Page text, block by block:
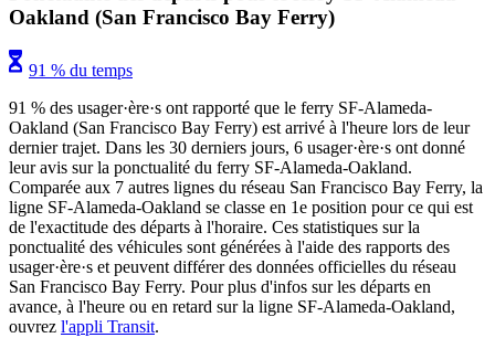
Oakland (San Francisco Bay Ferry)
91 % du temps
91 % des usager·ère·s ont rapporté que le ferry SF-Alameda-
Oakland (San Francisco Bay Ferry) est arrivé à l'heure lors de leur
dernier trajet. Dans les 30 derniers jours, 6 usager·ère·s ont donné
leur avis sur la ponctualité du ferry SF-Alameda-Oakland.
Comparée aux 7 autres lignes du réseau San Francisco Bay Ferry, la
ligne SF-Alameda-Oakland se classe en 1e position pour ce qui est
de l'exactitude des départs à l'horaire. Ces statistiques sur la
ponctualité des véhicules sont générées à l'aide des rapports des
usager·ère·s et peuvent différer des données officielles du réseau
San Francisco Bay Ferry. Pour plus d'infos sur les départs en
avance, à l'heure ou en retard sur la ligne SF-Alameda-Oakland,
ouvrez l'appli Transit.